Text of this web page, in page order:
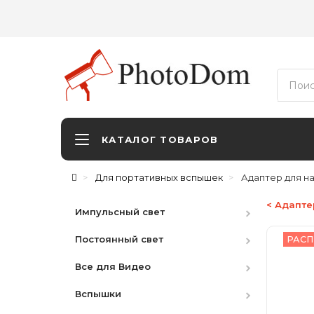
КАТАЛОГ ТОВАРОВ
Для портативных вспышек Адаптер для
Импульсный свет
Студийные вспышки
Наборы
Аксессуары
Постоянный свет
HMI
LED студийный
Все для Видео
Видоискатели
Вспышки
<